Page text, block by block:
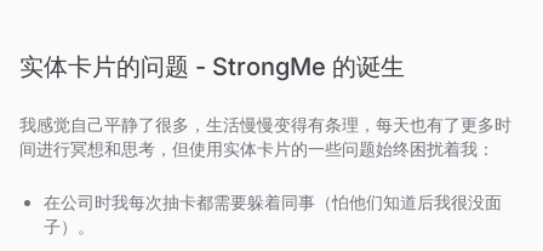
实体卡片的问题 - StrongMe 的诞生
我感觉自己平静了很多，生活慢慢变得有条理，每天也有了更多时
间进行冥想和思考，但使用实体卡片的一些问题始终困扰着我：
在公司时我每次抽卡都需要躲着同事（怕他们知道后我很没面
子）。